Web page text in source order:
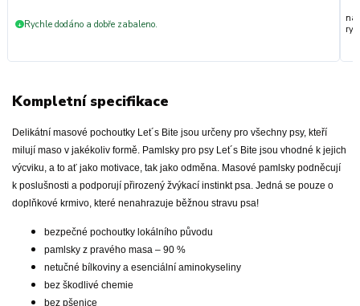
+ Rychle dodáno a dobře zabaleno.
Kompletní specifikace
Delikátní masové pochoutky Let´s Bite jsou určeny pro všechny psy, kteří
milují maso v jakékoliv formě. Pamlsky pro psy Let´s Bite jsou vhodné k jejich
výcviku, a to ať jako motivace, tak jako odměna. Masové pamlsky podněcují
k poslušnosti a podporují přirozený žvýkací instinkt psa. Jedná se pouze o
doplňkové krmivo, které nenahrazuje běžnou stravu psa!
bezpečné pochoutky lokálního původu
pamlsky z pravého masa – 90 %
netučné bílkoviny a esenciální aminokyseliny
bez škodlivé chemie
bez pšenice